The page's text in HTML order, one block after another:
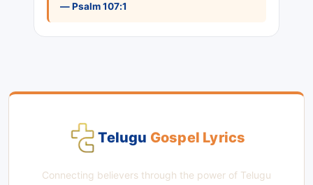
— Psalm 107:1
Telugu Gospel Lyrics
Connecting believers through the power of Telugu